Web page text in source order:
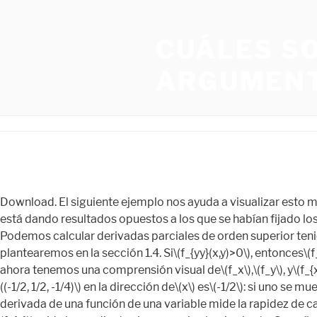
Download. El siguiente ejemplo nos ayuda a visualizar esto más. Las … parcial de cada variable en cuestiÃ³n mientras tratas a todas WebEl "relanzamiento" del peronismo en el 2023 está dando resultados opuestos a los que se habían fijado los estrategas, al punto que ya son visibles varios "efectos boomerang". Digamos que nuestro peso, u, depende de … Podemos calcular derivadas parciales de orden superior teniendo en cuenta cual es la variable respecto a la cual estamos derivando. Para un campo de dos variables \( f(x,y) \) nos plantearemos en la sección 1.4. Si\(f_{yy}(x,y)>0\), entonces\(f_y\) va aumentando con respecto a\(y\) y la gráfica de\(f\) será cóncava hacia arriba en la\(y\) dirección -dirección. Hasta ahora tenemos una comprensión visual de\(f_x\),\(f_y\), y\(f_{xy}=f_{yx}\). Así en\((-1/2,1/2)\) tenemos\[f_x(-1/2,1/2) = -1/2,\qquad f_y(-1/2,1/2) = -3/2.\] La pendiente de la línea tangente\((-1/2, 1/2, -1/4)\) en la dirección de\(x\) es\(-1/2\): si uno se mueve desde ese punto paralelo al\(x\) eje -eje, la tasa instantánea de cambio será\(-1/2\). WebDERIVADAS PARCIALES La derivada de una función de una variable mide la rapidez de cambio de la variable dependiente respecto a la variable independiente. Una vez más usando la analogía del prado rodante,\(f_{x}\) mide la pendiente si uno camina hacia el este. Suscríbete al canal y no olvides regalarme un «me gusta». Ejemplo\(\PageIndex{6}\): Partial derivatives of functions of three variables. DERIVADAS PARCIALES is shared under a not declared license and was authored, remixed, and/or curated by LibreTexts. El siguiente teorema afirma que no lo es. Como siempre, partiendo de mi experiencia como docente, he creado este curso en vídeo donde hago hincapié en aquellos puntos donde sé por experiencia que puntos ,a los alumnos, les cuesta mas entender y avanzar. No lo dudes, si quieres aprender derivadas parciales este curso en vídeo gratuito está especialmente indicado para tí, en esta serie de cuatro vídeos aprenderás los conocimientos básicos necesarios para desenvolerte con soltura en este tema. Debido a la complejidad de los ejemplos, esto probablemente no sea una coincidencia. Integral de la forma Xⁿ. WebEn matemáticas una ecuación en derivadas parciales (a veces abreviada como EDP) es aquella ecuación diferencial cuyas incógnitas son funciones de diversas variables … Esto puede ser útil a veces. El resultado de las derivadas parciales en el primer ejercicio está mal, debería ser = -15yx^2+6x; -5x^3+18y^2 respectivamente. Hola de nuevo, no es necesario que lo publiquen, sin embargo el 67 también tiene un error en el denominador. WebEn matemáticas, la derivada parcial de una función de varias variables es la derivada con respecto a cada una de esas variables manteniendo las otras como constantes. Se ofrecen 100 derivadas resueltas y explicadas perfectas para practicar. En la sección 1.2. WebLas derivadas parciales que aparecen en (2) son de hecho propiedades intensivas y reciben el nombre de volúmenes molares parciales. We also acknowledge previous National Science Foundation support under grant numbers 1246120, 1525057, and 1413739. A continuación tienes el curso, pincha sobre el icono de YouTube, los vídeos aparecen en una lista ordenados por orden de estudio. Accessibility Statement For more